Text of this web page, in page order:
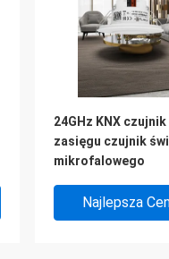
24GHz KNX czujnik
zasięgu czujnik
mikrofalowego
Najlepsza